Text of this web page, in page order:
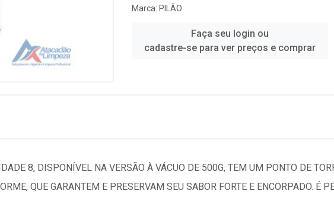
Marca: PILÃO
Faça seu login ou
cadastre-se para ver preços e comprar
8, DISPONÍVEL NA VERSÃO À VÁCUO DE 500G, TEM UM PONTO DE
QUE GARANTEM E PRESERVAM SEU SABOR FORTE E ENCORPADO. É